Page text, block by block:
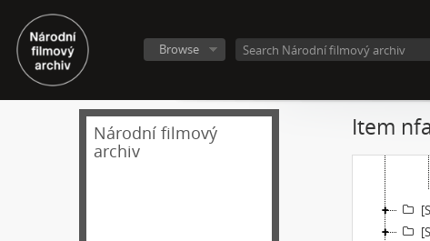
Browse
Národní filmový
archiv
Item